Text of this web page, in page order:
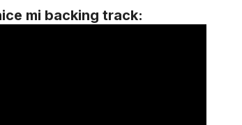
mi backing track: